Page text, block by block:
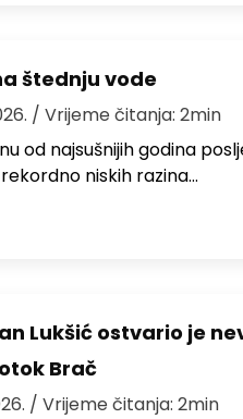
štednju vode
/ Vrijeme čitanja: 2min
od najsušnijih godina
niskih razina…
Lukšić ostvario je
Brač
/ Vrijeme čitanja: 2min